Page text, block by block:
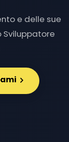
e delle sue
Sviluppatore